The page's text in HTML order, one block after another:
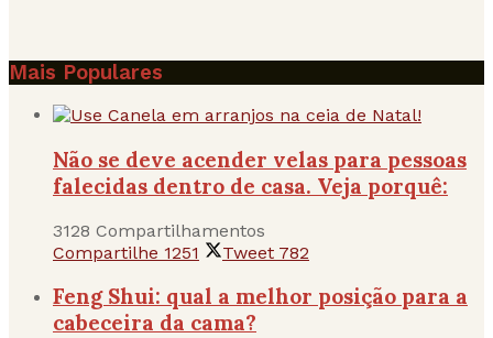
Mais Populares
Não se deve acender velas para pessoas
falecidas dentro de casa. Veja porquê:
3128 Compartilhamentos
Compartilhe 1251 Tweet 782
Feng Shui: qual a melhor posição para a
cabeceira da cama?